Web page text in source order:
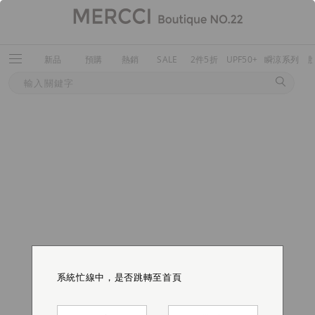
新品 預購 熱銷 SALE 2件5折 UPF50+ 瞬涼系列
系統忙線中，是否跳轉至首頁
系統忙線中，是否跳轉至首頁
系統忙線中，是否跳轉至首頁
系統忙線中，是否跳轉至首頁
系統忙線中，是否跳轉至首頁